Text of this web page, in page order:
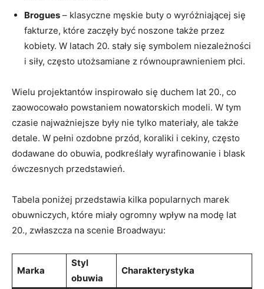
Brogues – klasyczne męskie buty o wyróżniającej się
fakturze, które zaczęły być noszone także przez
kobiety. W latach 20. stały się symbolem niezależności
i siły, często utożsamiane z równouprawnieniem płci.
Wielu projektantów inspirowało się duchem lat 20., co
zaowocowało powstaniem nowatorskich modeli. W tym
czasie najważniejsze były nie tylko materiały, ale także
detale. W pełni ozdobne przód, koraliki i cekiny, często
dodawane do obuwia, podkreślały wyrafinowanie i blask
ówczesnych przedstawień.
Tabela poniżej przedstawia kilka popularnych marek
obuwniczych, które miały ogromny wpływ na modę lat
20., zwłaszcza na scenie Broadwayu:
Marka
Styl
obuwia
Charakterystyka